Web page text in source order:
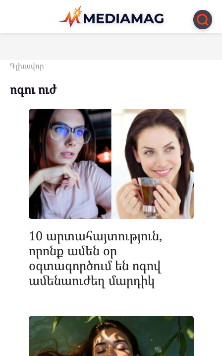
Перейти
контенту
Գլխավոր
ոգու ուժ
10 արտահայտություն,
որոնք ամեն օր
օգտագործում են ոգով
ամենաուժեղ մարդիկ